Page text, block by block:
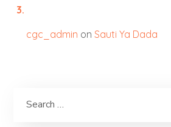
cgc_admin onSauti Ya Dada